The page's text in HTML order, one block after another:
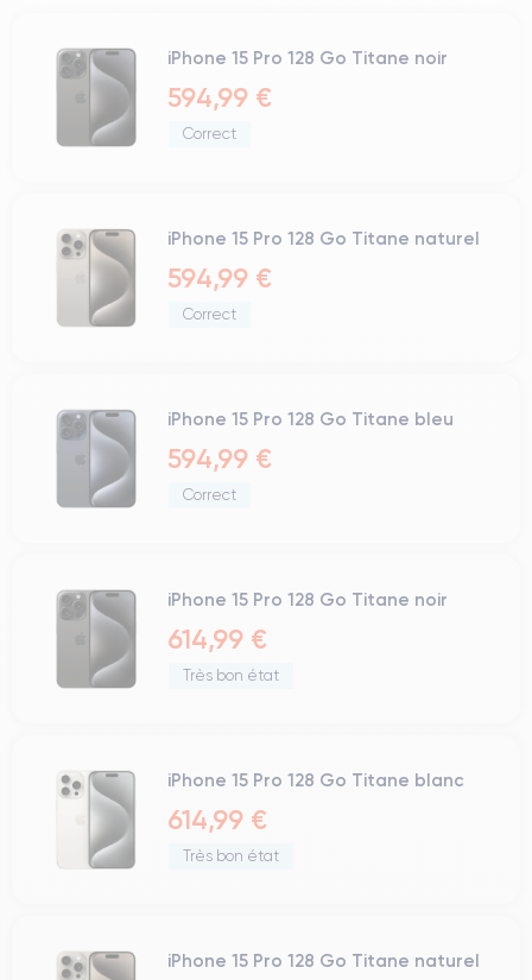
iPhone 15 Pro 128 Go Titane noir
594,99 €
Correct
iPhone 15 Pro 128 Go Titane naturel
594,99 €
Correct
iPhone 15 Pro 128 Go Titane bleu
594,99 €
Correct
iPhone 15 Pro 128 Go Titane noir
614,99 €
Très bon état
iPhone 15 Pro 128 Go Titane blanc
614,99 €
Très bon état
iPhone 15 Pro 128 Go Titane naturel